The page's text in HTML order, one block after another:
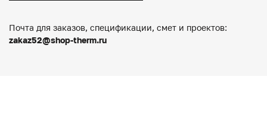
Почта для заказов, спецификации, смет и проектов:
zakaz52@shop-therm.ru